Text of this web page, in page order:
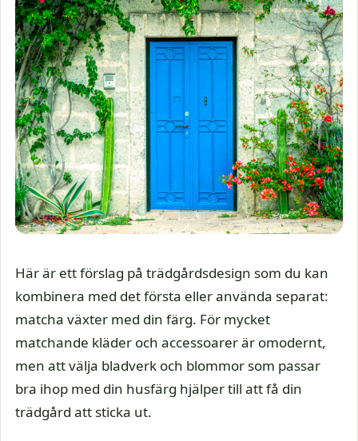
Här är ett förslag på trädgårdsdesign som du kan
kombinera med det första eller använda separat:
matcha växter med din färg. För mycket
matchande kläder och accessoarer är omodernt,
men att välja bladverk och blommor som passar
bra ihop med din husfärg hjälper till att få din
trädgård att sticka ut.